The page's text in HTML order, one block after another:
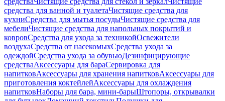
средства для ванной и туалетаЧистящие средства для
кухниСредства для мытья посудыЧистящие средства для
мебелиЧистящие средства для напольных покрытий и
ковровСредства для ухода за техникойОсвежители
воздухаСредства от насекомыхСредства ухода за
одеждойСредства ухода за обувьюДезинфицирующие
средстваАксессуары для бараСервировка для
напитковАксессуары для хранения напитковАксессуары для
приготовления коктейлейАксессуары для охлаждения
напитковНаборы для бара, мини-барыШтопоры, открывалки